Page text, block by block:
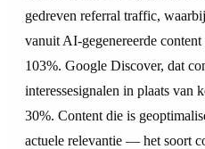
gedreven referral traffic,
vanuit AI-gegenereerde
103%. Google Discover, dat
interessesignalen in plaats van
30%. Content die is
actuele relevantie — het soort